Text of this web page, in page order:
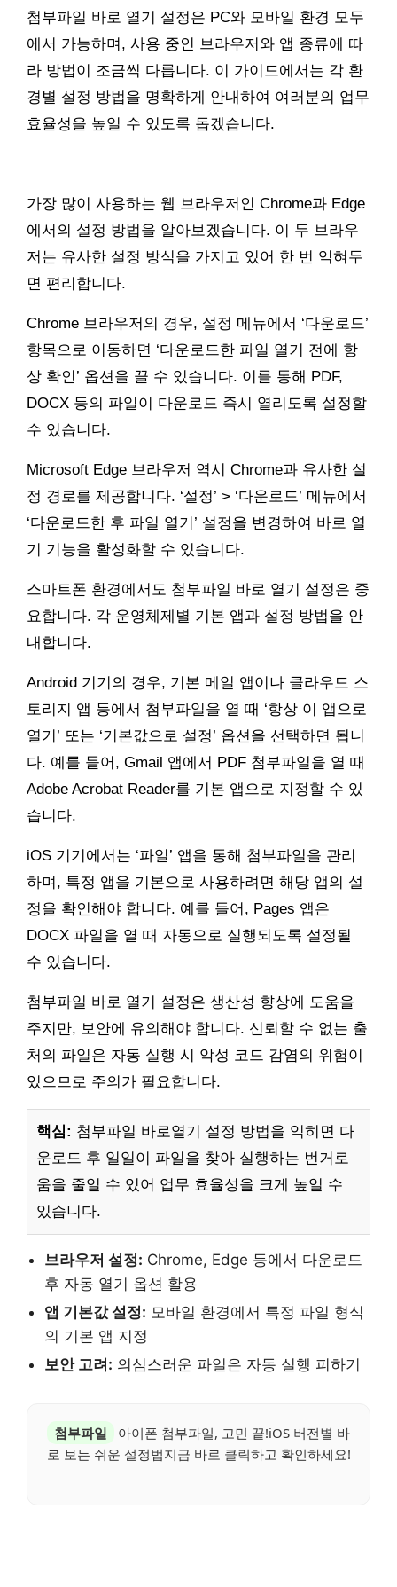
첨부파일 바로 열기 설정은 PC와 모바일 환경 모두
에서 가능하며, 사용 중인 브라우저와 앱 종류에 따
라 방법이 조금씩 다릅니다. 이 가이드에서는 각 환
경별 설정 방법을 명확하게 안내하여 여러분의 업무
효율성을 높일 수 있도록 돕겠습니다.
가장 많이 사용하는 웹 브라우저인 Chrome과 Edge
에서의 설정 방법을 알아보겠습니다. 이 두 브라우
저는 유사한 설정 방식을 가지고 있어 한 번 익혀두
면 편리합니다.
Chrome 브라우저의 경우, 설정 메뉴에서 ‘다운로드’
항목으로 이동하면 ‘다운로드한 파일 열기 전에 항
상 확인’ 옵션을 끌 수 있습니다. 이를 통해 PDF,
DOCX 등의 파일이 다운로드 즉시 열리도록 설정할
수 있습니다.
Microsoft Edge 브라우저 역시 Chrome과 유사한 설
정 경로를 제공합니다. ‘설정’ > ‘다운로드’ 메뉴에서
‘다운로드한 후 파일 열기’ 설정을 변경하여 바로 열
기 기능을 활성화할 수 있습니다.
스마트폰 환경에서도 첨부파일 바로 열기 설정은 중
요합니다. 각 운영체제별 기본 앱과 설정 방법을 안
내합니다.
Android 기기의 경우, 기본 메일 앱이나 클라우드 스
토리지 앱 등에서 첨부파일을 열 때 ‘항상 이 앱으로
열기’ 또는 ‘기본값으로 설정’ 옵션을 선택하면 됩니
다. 예를 들어, Gmail 앱에서 PDF 첨부파일을 열 때
Adobe Acrobat Reader를 기본 앱으로 지정할 수 있
습니다.
iOS 기기에서는 ‘파일’ 앱을 통해 첨부파일을 관리
하며, 특정 앱을 기본으로 사용하려면 해당 앱의 설
정을 확인해야 합니다. 예를 들어, Pages 앱은
DOCX 파일을 열 때 자동으로 실행되도록 설정될
수 있습니다.
첨부파일 바로 열기 설정은 생산성 향상에 도움을
주지만, 보안에 유의해야 합니다. 신뢰할 수 없는 출
처의 파일은 자동 실행 시 악성 코드 감염의 위험이
있으므로 주의가 필요합니다.
핵심: 첨부파일 바로열기 설정 방법을 익히면 다
운로드 후 일일이 파일을 찾아 실행하는 번거로
움을 줄일 수 있어 업무 효율성을 크게 높일 수
있습니다.
브라우저 설정: Chrome, Edge 등에서 다운로드
후 자동 열기 옵션 활용
앱 기본값 설정: 모바일 환경에서 특정 파일 형식
의 기본 앱 지정
보안 고려: 의심스러운 파일은 자동 실행 피하기
첨부파일
아이폰 첨부파일, 고민 끝!iOS 버전별 바
로 보는 쉬운 설정법지금 바로 클릭하고 확인하세요!